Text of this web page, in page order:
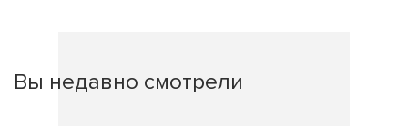
Вы недавно смотрели